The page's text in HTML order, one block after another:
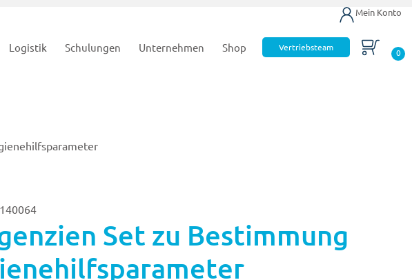
Mein Konto
Logistik Schulungen Unternehmen Shop Vertriebsteam
0
Set zu Bestimmung